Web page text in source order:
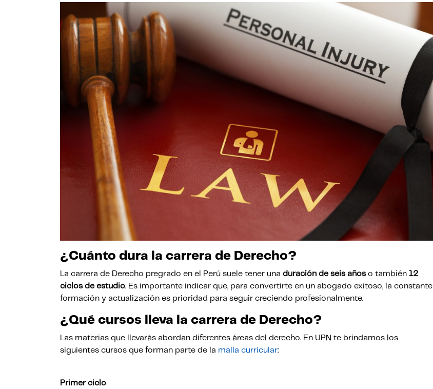
¿Cuánto dura la carrera de Derecho?
La carrera de Derecho pregrado en el Perú suele tener una duración de seis añoso también 12
ciclos de estudio. Es importante indicar que, para convertirte en un abogado exitoso, la constante
formación y actualización es prioridad para seguir creciendo profesionalmente.
¿Qué cursos lleva la carrera de Derecho?
Las materias que llevarás abordan diferentes áreas del derecho. En UPN te brindamos los
siguientes cursos que forman parte de la malla curricular:
Primer ciclo